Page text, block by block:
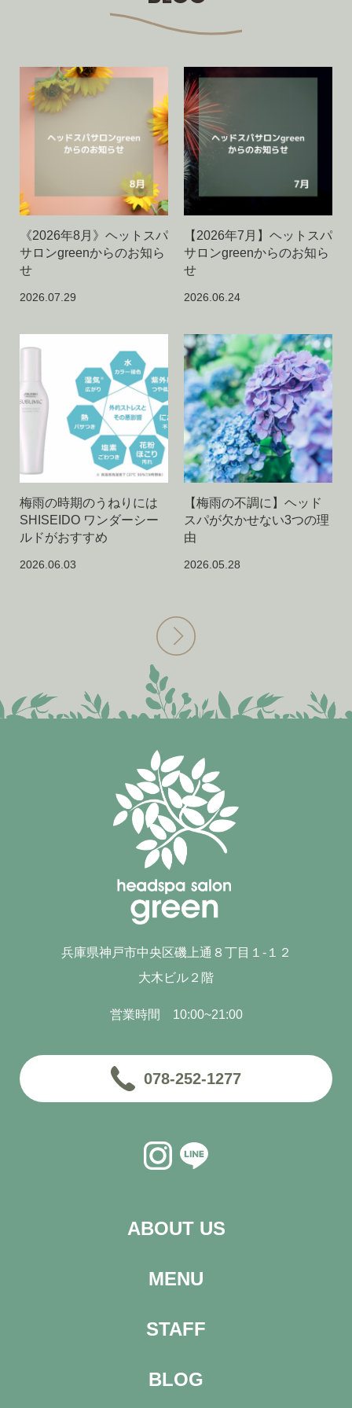
《2026年8月》ヘットスパ
サロンgreenからのお知ら
せ
2026.07.29
【2026年7月】ヘットスパ
サロンgreenからのお知ら
せ
2026.06.24
梅雨の時期のうねりには
SHISEIDO ワンダーシー
ルドがおすすめ
2026.06.03
【梅雨の不調に】ヘッド
スパが欠かせない3つの理
由
2026.05.28
兵庫県神戸市中央区磯上通８丁目１-１２
大木ビル２階
営業時間 10:00~21:00
078-252-1277
ABOUT US
MENU
STAFF
BLOG